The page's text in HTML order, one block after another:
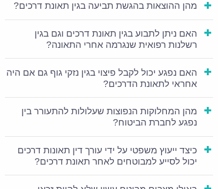
איך עורך דין תאונות דרכים יכול לעזור
לכם במקרה של פגיעה או פציעה?
על פניו, כאשר מתרחשת תאונה יש לכך אספקטים
מטופלים באמצעות חברות הביטוח אשר ביטחו את
פגיעה או פציעה של אחד המעורבים בתאונה הביטוח
הרלבנטי הוא ביטוח חובה. בניגוד למה שאולי יכול
להיראות טבעי, מי שנפגע בתאונת דרכים תובע את
נזקיו מחברת הביטוח שביטחה את הרכב שהוא עצמו
היה בו. כלומר, גם אם רכב אחר "אשם" בתאונה, אין
מהן ההוצאות בהגשת תביעה בגין תאונת דרכים?
האם ניתן לתבוע בגין תאונת דרכים וגם בגין
רשלנות רפואית שנגרמה אחרי התאונה?
האם נפגע יכול לקבל פיצוי בגין נזקי גוף גם אם היה
אחראי לתאונת הדרכים?
מהן המחלוקות הנפוצות שעלולות להתעורר בין
נפגע לחברת הביטוח?
כיצד ייעוץ משפטי על ידי עורך דין תאונות דרכים
יכול לסייע למבוטחים לאחר תאונת דרכים?